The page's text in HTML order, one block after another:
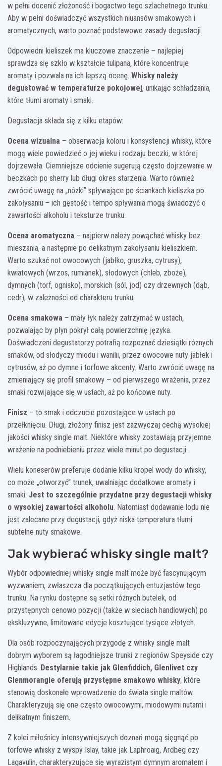
w pełni docenić złożoność i bogactwo tego szlachetnego trunku.
Aby w pełni doświadczyć wszystkich niuansów smakowych i
aromatycznych, warto poznać podstawowe zasady degustacji.
Odpowiedni kieliszek ma kluczowe znaczenie – najlepiej
sprawdza się szkło w kształcie tulipana, które koncentruje
aromaty i pozwala na ich lepszą ocenę. Whisky należy
degustować w temperaturze pokojowej, unikając schładzania,
które tłumi aromaty i smaki.
Degustacja składa się z kilku etapów:
Ocena wizualna – obserwacja koloru i konsystencji whisky, które
mogą wiele powiedzieć o jej wieku i rodzaju beczki, w której
dojrzewała. Ciemniejsze odcienie sugerują często dojrzewanie w
beczkach po sherry lub długi okres starzenia. Warto również
zwrócić uwagę na „nóżki” spływające po ściankach kieliszka po
zakołysaniu – ich gęstość i tempo spływania mogą świadczyć o
zawartości alkoholu i teksturze trunku.
Ocena aromatyczna – najpierw należy powąchać whisky bez
mieszania, a następnie po delikatnym zakołysaniu kieliszkiem.
Warto szukać not owocowych (jabłko, gruszka, cytrusy),
kwiatowych (wrzos, rumianek), słodowych (chleb, zboże),
dymnych (torf, ognisko), morskich (sól, jod) czy drzewnych (dąb,
cedr), w zależności od charakteru trunku.
Ocena smakowa – mały łyk należy zatrzymać w ustach,
pozwalając by płyn pokrył całą powierzchnię języka.
Doświadczeni degustatorzy potrafią rozpoznać dziesiątki różnych
smaków, od słodyczy miodu i wanilii, przez owocowe nuty jabłek i
cytrusów, aż po dymne i torfowe akcenty. Warto zwrócić uwagę na
zmieniający się profil smakowy – od pierwszego wrażenia, przez
smaki rozwijające się w ustach, aż po końcowe nuty.
Finisz – to smak i odczucie pozostające w ustach po
przełknięciu. Długi, złożony finisz jest zazwyczaj cechą wysokiej
jakości whisky single malt. Niektóre whisky zostawiają przyjemne
wrażenie na podniebieniu przez wiele minut po degustacji.
Wielu koneserów preferuje dodanie kilku kropel wody do whisky,
co może „otworzyć” trunek, uwalniając dodatkowe aromaty i
smaki. Jest to szczególnie przydatne przy degustacji whisky
o wysokiej zawartości alkoholu. Natomiast dodawanie lodu nie
jest zalecane przy degustacji, gdyż niska temperatura tłumi
subtelne nuty smakowe.
Jak wybierać whisky single malt?
Wybór odpowiedniej whisky single malt może być fascynującym
wyzwaniem, zwłaszcza dla początkujących entuzjastów tego
trunku. Na rynku dostępne są setki różnych butelek, od
przystępnych cenowo pozycji (także w sieciach handlowych) po
ekskluzywne, limitowane edycje kosztujące tysiące złotych.
Dla osób rozpoczynających przygodę z whisky single malt
dobrym wyborem są łagodniejsze trunki z regionów Speyside czy
Highlands. Destylarnie takie jak Glenfiddich, Glenlivet czy
Glenmorangie oferują przystępne smakowo whisky, które
stanowią doskonałe wprowadzenie do świata single maltów.
Charakteryzują się one często owocowymi, miodowymi nutami i
delikatnym finiszem.
Z kolei miłośnicy intensywniejszych doznań mogą sięgnąć po
torfowe whisky z wyspy Islay, takie jak Laphroaig, Ardbeg czy
Lagavulin, charakteryzujące się wyrazistym dymnym aromatem i